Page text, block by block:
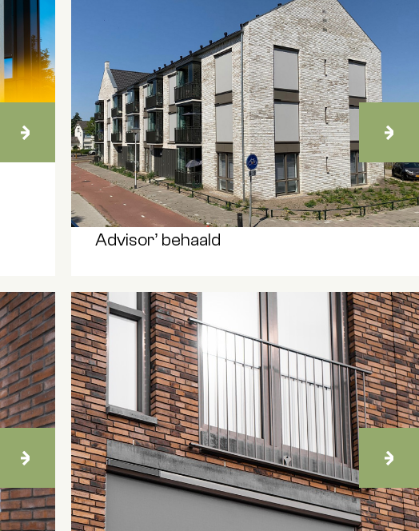
Nieuws
Certificaat ‘Smart Solar Shading
Advisor’ behaald
Blog